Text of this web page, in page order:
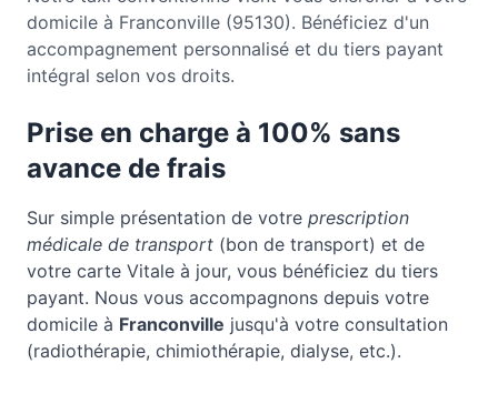
domicile à Franconville (95130). Bénéficiez d'un
accompagnement personnalisé et du tiers payant
intégral selon vos droits.
Prise en charge à 100% sans
avance de frais
Sur simple présentation de votre prescription
médicale de transport (bon de transport) et de
votre carte Vitale à jour, vous bénéficiez du tiers
payant. Nous vous accompagnons depuis votre
domicile à Franconville jusqu'à votre consultation
(radiothérapie, chimiothérapie, dialyse, etc.).